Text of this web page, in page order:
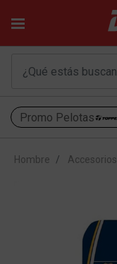
Promo Pelotas
Hombre Accesorios